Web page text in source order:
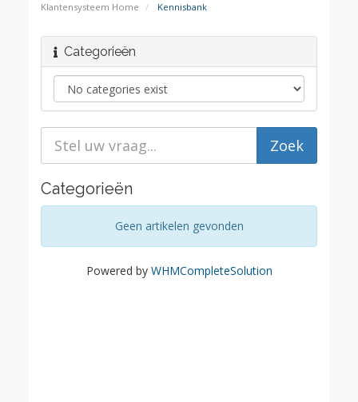
Klantensysteem Home Kennisbank
Categorieën
Categorieën
Geen artikelen gevonden
Powered by WHMCompleteSolution